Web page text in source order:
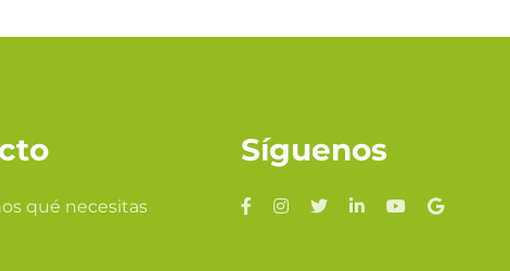
qué necesitas
Síguenos